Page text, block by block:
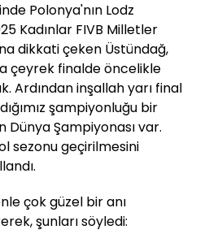
Polonya'nın Lodz
Kadınlar FIVB Milletler
dikkati çeken Üstündağ,
çeyrek finalde öncelikle
Ardından inşallah yarı final
şampiyonluğu bir
Dünya Şampiyonası var.
sezonu geçirilmesini
çok güzel bir anı
şunları söyledi: